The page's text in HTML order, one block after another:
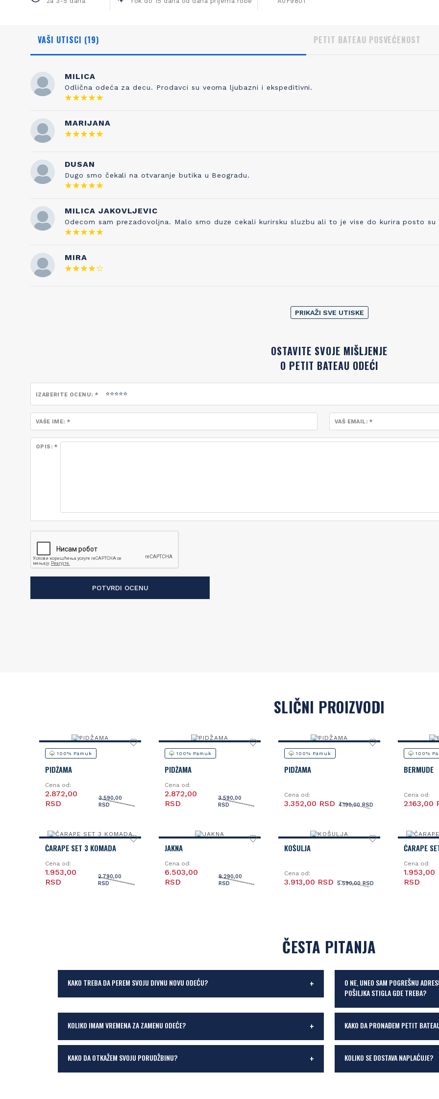
VAŠI UTISCI (19)
MILICA
Odlična odeća za decu. Prodavci su veoma ljubazni i ekspeditivni.
MARIJANA
DUSAN
Dugo smo čekali na otvaranje butika u Beogradu.
MILICA JAKOVLJEVIC
Odecom sam prezadovoljna. Malo smo duze cekali kurirsku sluzbu ali to je vise do kurira posto
MIRA
PRIKAŽI SVE UTISKE
OSTAVITE SVOJE MIŠLJENJE
O PETIT BATEAU ODEĆI
IZABERITE OCENU: *
VAŠE IME: * VAŠ EMAIL: *
OPIS: *
POTVRDI OCENU
PETIT BATEAU POSVEĆENOST
Otkud ime Petit Bateau? To nema nikakve
veze sa čarapama, prvobitnim poslom
1893. Sve je počelo od njegovog sina
Etiennea, koji je izumeo gaće 1918. godine, a
inspirisan je francuskom vrtićkom
je njegova supruga pevala njihovoj deci. I
tako su brend i ova pesmica postale
neraskidivo povezane!
kvaliteta sve do kraja proizvodne linije. Zato
SLIČNI PROIZVODI
100% Pamuk
PIDŽAMA
Cena od:
3.590,00
RSD
2.872,00
RSD
100% Pamuk
PIDŽAMA
Cena od:
3.590,00
RSD
2.872,00
RSD
100% Pamuk
PIDŽAMA
Cena od:
4.190,00 RSD
3.352,00 RSD
100%
BERMUDE
Cena od:
2.163,00
ČARAPE SET 3 KOMADA
Cena od:
2.790,00
RSD
1.953,00
RSD
JAKNA
Cena od:
9.290,00
RSD
6.503,00
RSD
KOŠULJA
Cena od:
5.590,00 RSD
3.913,00 RSD
ČARAPE
Cena od:
1.953,00
RSD
ČESTA PITANJA
KAKO TREBA DA PEREM SVOJU DIVNU NOVU ODEĆU?
O NE, UNEO SAM POGREŠNU
POŠILJKA STIGLA GDE TREBA?
KOLIKO IMAM VREMENA ZA ZAMENU ODEĆE? KAKO DA PRONAĐEM PETIT
KAKO DA OTKAŽEM SVOJU PORUDŽBINU? KOLIKO SE DOSTAVA NAPLAĆUJE?